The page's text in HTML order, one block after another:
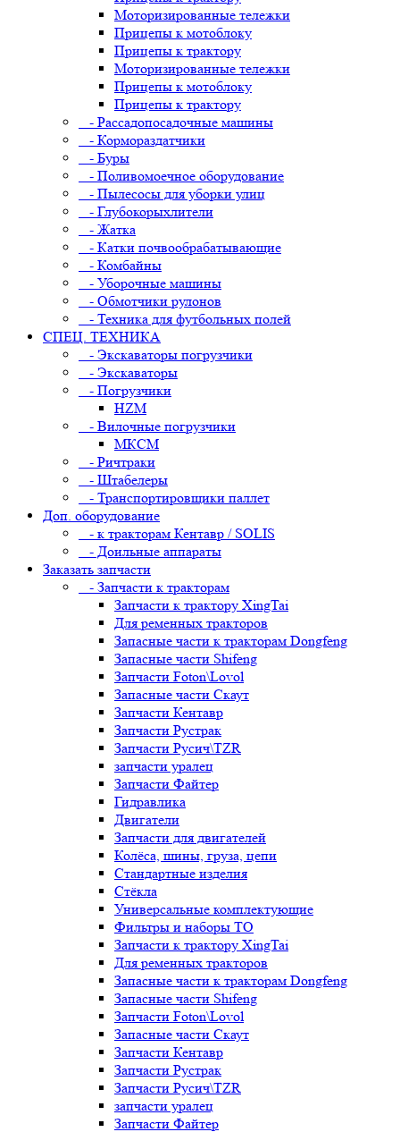
Моторизированные тележки
Прицепы к мотоблоку
Прицепы к трактору
Моторизированные тележки
Прицепы к мотоблоку
Прицепы к трактору
- Рассадопосадочные машины
- Кормораздатчики
- Буры
- Поливомоечное оборудование
- Пылесосы для уборки улиц
- Глубокорыхлители
- Жатка
- Катки почвообрабатывающие
- Комбайны
- Уборочные машины
- Обмотчики рулонов
- Техника для футбольных полей
СПЕЦ. ТЕХНИКА
- Экскаваторы погрузчики
- Экскаваторы
- Погрузчики
HZM
- Вилочные погрузчики
МКСМ
- Ричтраки
- Штабелеры
- Транспортировщики паллет
Доп. оборудование
- к тракторам Кентавр / SOLIS
- Доильные аппараты
Заказать запчасти
- Запчасти к тракторам
Запчасти к трактору XingTai
Для ременных тракторов
Запасные части к тракторам Dongfeng
Запасные части Shifeng
Запчасти Foton\Lovol
Запасные части Скаут
Запчасти Кентавр
Запчасти Рустрак
Запчасти Русич\TZR
запчасти уралец
Запчасти Файтер
Гидравлика
Двигатели
Запчасти для двигателей
Колёса, шины, груза, цепи
Стандартные изделия
Стёкла
Универсальные комплектующие
Фильтры и наборы ТО
Запчасти к трактору XingTai
Для ременных тракторов
Запасные части к тракторам Dongfeng
Запасные части Shifeng
Запчасти Foton\Lovol
Запасные части Скаут
Запчасти Кентавр
Запчасти Рустрак
Запчасти Русич\TZR
запчасти уралец
Запчасти Файтер